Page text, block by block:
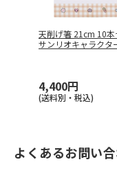
天削げ箸 21cm 10本
サンリオキャラクタ
4,400円
(送料別・税込)
よくあるお問い